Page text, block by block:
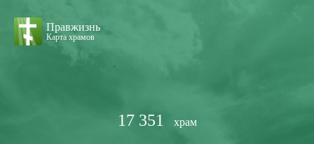
Правжизнь
Карта храмов
17 351 храм